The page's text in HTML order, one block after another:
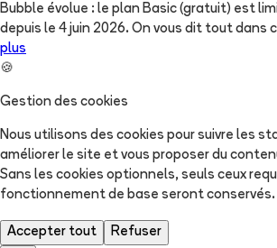
Bubble évolue : le plan Basic (gratuit) est
depuis le 4 juin 2026. On vous dit tout dans
plus
🍪
Gestion des cookies
Nous utilisons des cookies pour suivre les
améliorer le site et vous proposer du
Sans les cookies optionnels, seuls ceux
fonctionnement de base seront conservés.
Accepter tout Refuser